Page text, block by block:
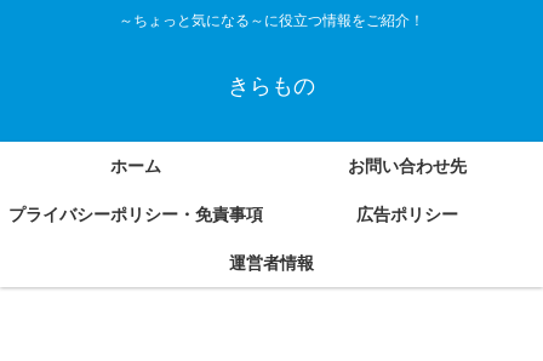
～ちょっと気になる～に役立つ情報をご紹介！
きらもの
ホーム お問い合わせ先
プライバシーポリシー・免責事項 広告ポリシー
運営者情報